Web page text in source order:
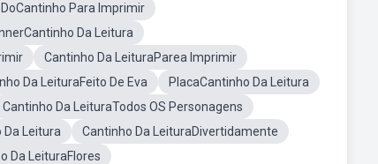
DoCantinho Para Imprimir
Da Leitura
Cantinho Da LeituraParea Imprimir
Da LeituraFeito De Eva
PlacaCantinho Da Leitura
Cantinho Da LeituraTodos OS Personagens
Da Leitura
Cantinho Da LeituraDivertidamente
Da LeituraFlores